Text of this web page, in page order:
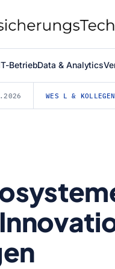
BetriebData & Analytics
WES L &